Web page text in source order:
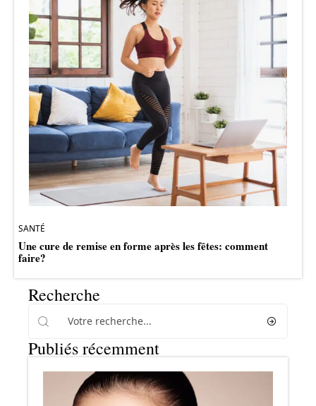
SANTÉ
Une cure de remise en forme après les fêtes: comment
faire?
Recherche
Publiés récemment